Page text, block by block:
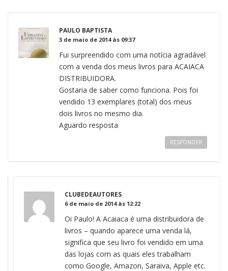
PAULO BAPTISTA
3 de maio de 2014 às 09:37
Fui surpreendido com uma notícia agradável
com a venda dos meus livros para ACAIACA
DISTRIBUIDORA.
Gostaria de saber como funciona. Pois foi
vendido 13 exemplares (total) dos meus
dois livros no mesmo dia.
Aguardo resposta
RESPONDER
CLUBEDEAUTORES
6 de maio de 2014 às 12:22
Oi Paulo! A Acaiaca é uma distribuidora de
livros – quando aparece uma venda lá,
significa que seu livro foi vendido em uma
das lojas com as quais eles trabalham
como Google, Amazon, Saraiva, Apple etc.